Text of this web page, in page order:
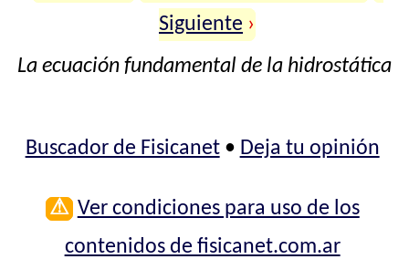
Siguiente ›
La ecuación fundamental de la hidrostática
Buscador de Fisicanet• Deja tu opinión
⚠ Ver condiciones para uso de los
contenidos de fisicanet.com.ar